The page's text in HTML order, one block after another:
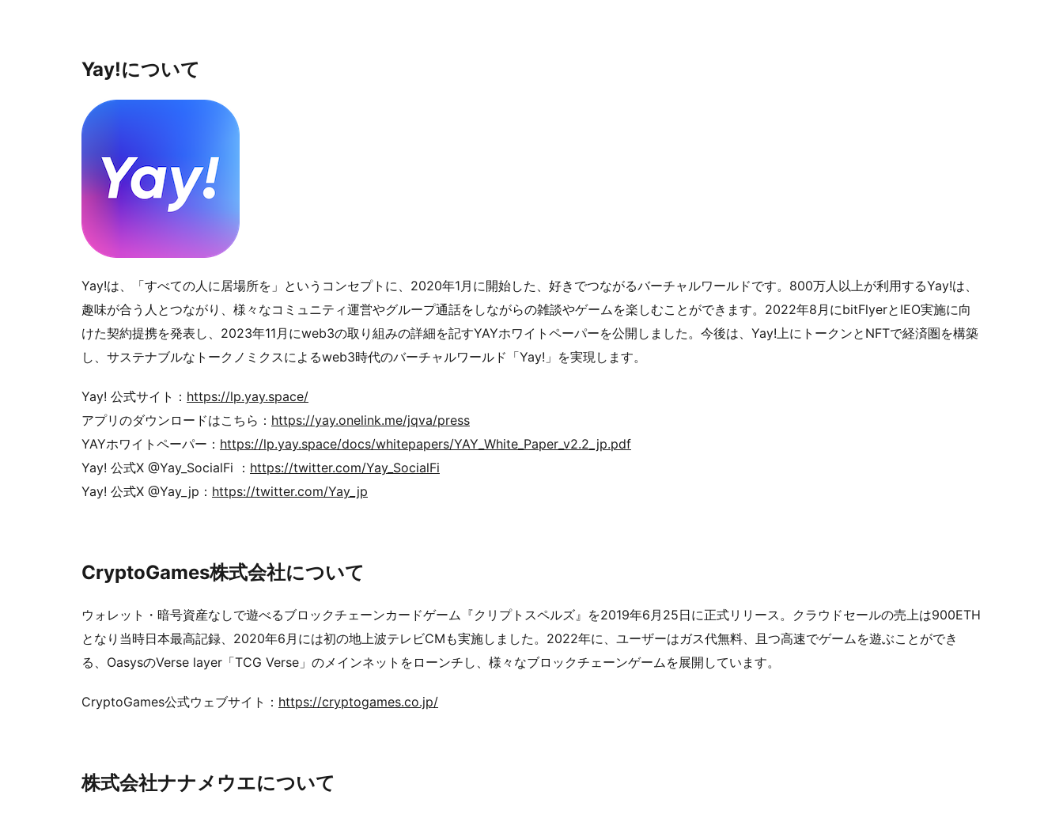
Yay!について
Yay!は、「すべての人に居場所を」というコンセプトに、2020年1月に開始した、好きでつながるバーチャルワールドです。800万人以上が利用するYay!は、
趣味が合う人とつながり、様々なコミュニティ運営やグループ通話をしながらの雑談やゲームを楽しむことができます。2022年8月にbitFlyerとIEO実施に向
けた契約提携を発表し、2023年11月にweb3の取り組みの詳細を記すYAYホワイトペーパーを公開しました。今後は、Yay!上にトークンとNFTで経済圏を構築
し、サステナブルなトークノミクスによるweb3時代のバーチャルワールド「Yay!」を実現します。
Yay! 公式サイト： https://lp.yay.space/
アプリのダウンロードはこちら： https://yay.onelink.me/jqva/press
YAYホワイトペーパー： https://lp.yay.space/docs/whitepapers/YAY_White_Paper_v2.2_jp.pdf
Yay! 公式X @Yay_SocialFi ： https://twitter.com/Yay_SocialFi
Yay! 公式X @Yay_jp： https://twitter.com/Yay_jp
CryptoGames株式会社について
ウォレット・暗号資産なしで遊べるブロックチェーンカードゲーム『クリプトスペルズ』を2019年6月25日に正式リリース。クラウドセールの売上は900ETH
となり当時日本最高記録、2020年6月には初の地上波テレビCMも実施しました。2022年に、ユーザーはガス代無料、且つ高速でゲームを遊ぶことができ
る、OasysのVerse layer「TCG Verse」のメインネットをローンチし、様々なブロックチェーンゲームを展開しています。
CryptoGames公式ウェブサイト： https://cryptogames.co.jp/
株式会社ナナメウエについて